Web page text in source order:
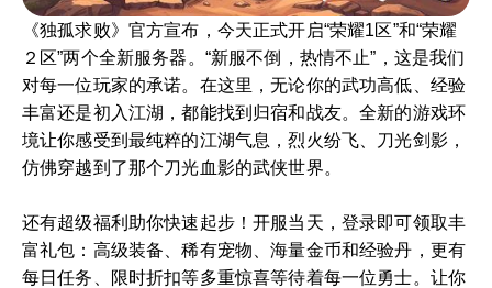
《独孤求败》官方宣布，今天正式开启“荣耀1区”和“荣耀
２区”两个全新服务器。“新服不倒，热情不止”，这是我们
对每一位玩家的承诺。在这里，无论你的武功高低、经验
丰富还是初入江湖，都能找到归宿和战友。全新的游戏环
境让你感受到最纯粹的江湖气息，烈火纷飞、刀光剑影，
仿佛穿越到了那个刀光血影的武侠世界。
还有超级福利助你快速起步！开服当天，登录即可领取丰
富礼包：高级装备、稀有宠物、海量金币和经验丹，更有
每日任务、限时折扣等多重惊喜等待着每一位勇士。让你